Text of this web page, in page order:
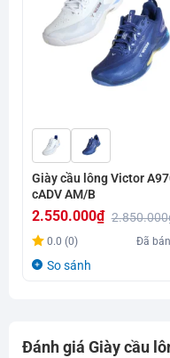
Giày cầu lông Victor
cADV AM/B
2.850.000
Giá
gốc
2.550.000₫
Giá
hiện
0.0 (0) Đã
So sánh
Đánh giá Giày cầu